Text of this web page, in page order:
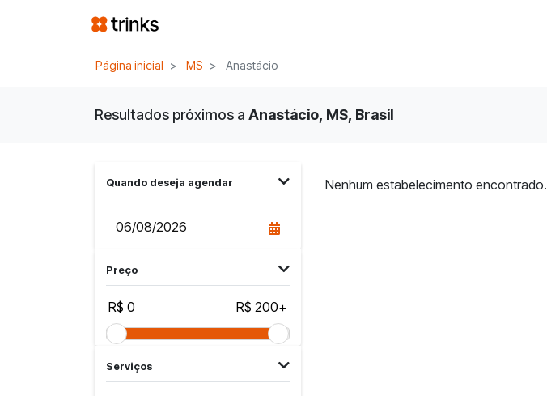
Página inicial MS Anastácio
Resultados próximos a Anastácio, MS, Brasil
Quando deseja agendar
Preço
R$ 0 R$ 200+
Serviços
Nenhum estabelecimento encontrado.